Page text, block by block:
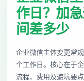
作日？加
间差多少
企业微信主体变更常
个工作日。核心在于
流程、费用及避坑要点